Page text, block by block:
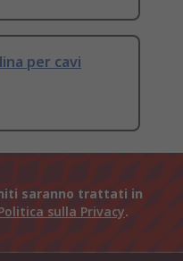
per cavi
saranno trattati in
sulla Privacy.